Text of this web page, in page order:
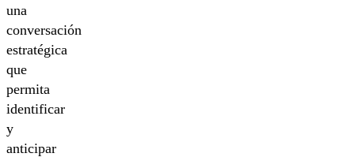
una
conversación
estratégica
que
permita
identificar
y
anticipar